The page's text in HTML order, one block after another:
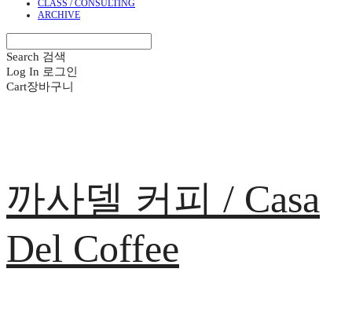
CLASS / CONSULTING
ARCHIVE
Search 검색
Log In 로그인
Cart장바구니
까사델 커피 / Casa
Del Coffee